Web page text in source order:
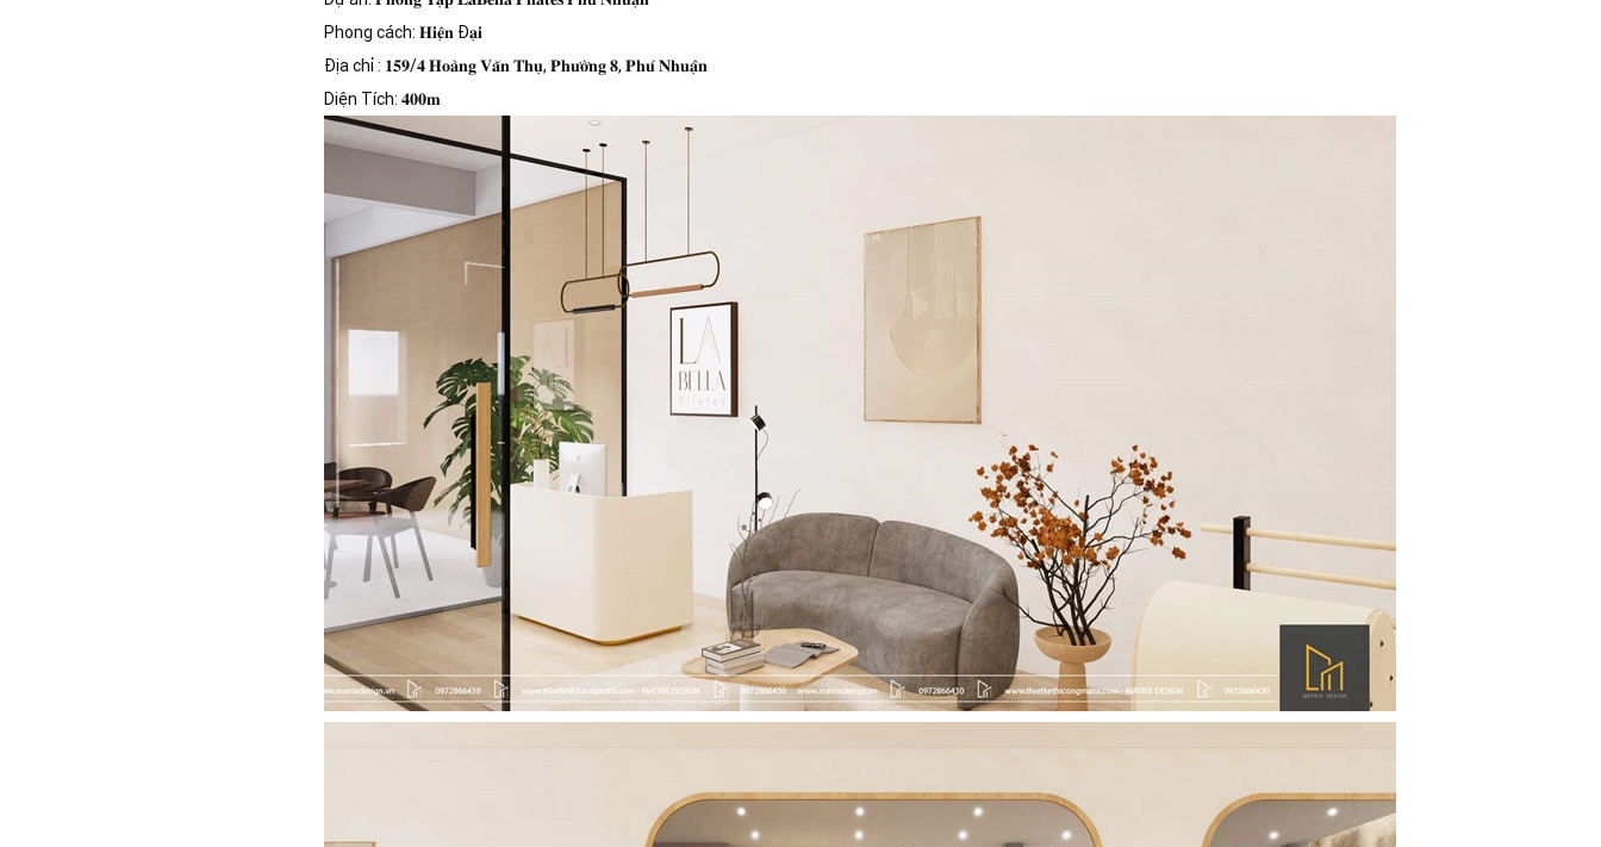
Phong cách: 𝐇𝐢𝐞̣̂𝐧 Đ𝐚̣𝐢
Địa chỉ : 𝟏𝟓𝟗/𝟒 𝐇𝐨𝐚̀𝐧𝐠 𝐕𝐚̆𝐧 𝐓𝐡𝐮̣, 𝐏𝐡𝐮̛𝐨̛̀𝐧𝐠 𝟖, 𝐏𝐡𝐮́ 𝐍𝐡𝐮𝐚̣̂𝐧
Diện Tích: 𝟒𝟎𝟎𝐦